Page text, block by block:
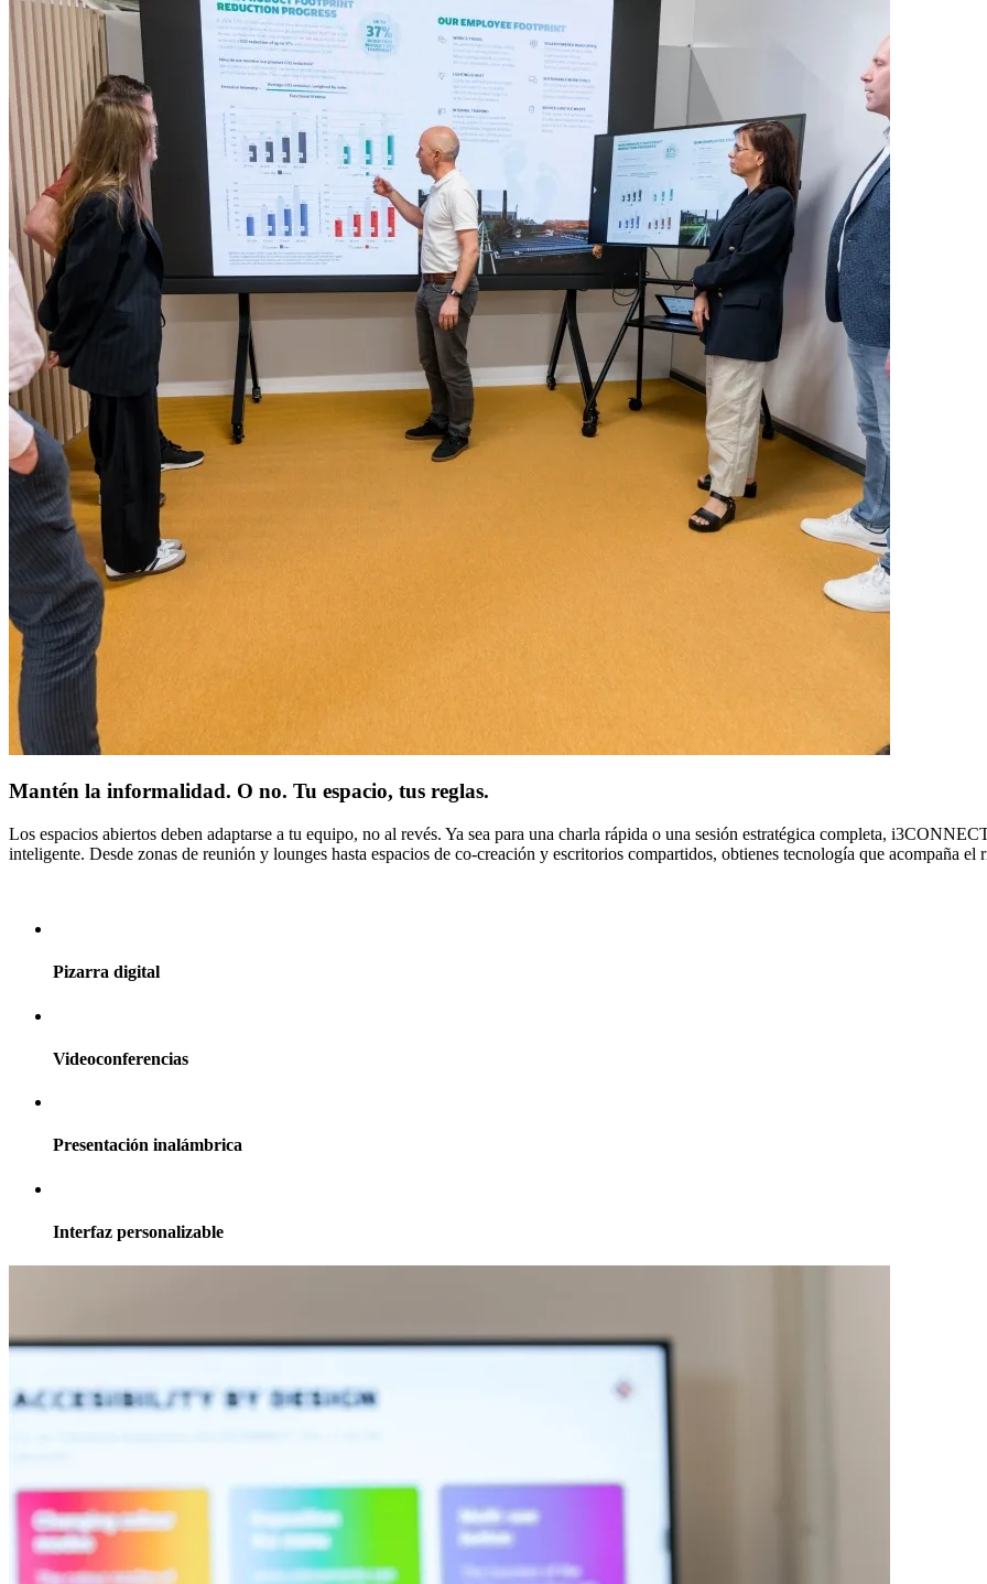
Mantén la informalidad. O no. Tu espacio, tus reglas.
Los espacios abiertos deben adaptarse a tu equipo, no al revés. Ya sea para una charla rápida o una sesión estratégica completa,
inteligente. Desde zonas de reunión y lounges hasta espacios de co-creación y escritorios compartidos, obtienes tecnología que acompaña el
Pizarra digital
Videoconferencias
Presentación inalámbrica
Interfaz personalizable